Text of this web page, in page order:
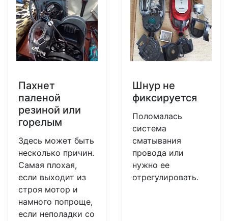
Пахнет
паленой
резиной или
горелым
Здесь может быть
несколько причин.
Самая плохая,
если выходит из
строя мотор и
намного попроще,
если неполадки со
Шнур не
фиксируется
Поломалась
система
сматывания
провода или
нужно ее
отрегулировать.